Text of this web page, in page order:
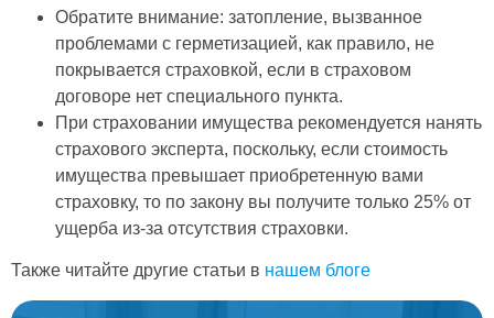
Обратите внимание: затопление, вызванное
проблемами с герметизацией, как правило, не
покрывается страховкой, если в страховом
договоре нет специального пункта.
При страховании имущества рекомендуется нанять
страхового эксперта, поскольку, если стоимость
имущества превышает приобретенную вами
страховку, то по закону вы получите только 25% от
ущерба из-за отсутствия страховки.
Также читайте другие статьи в нашем блоге